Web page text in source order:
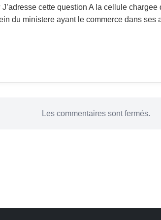
cette question A la cellule chargee
du ministere ayant le commerce dans ses
Les commentaires sont fermés.